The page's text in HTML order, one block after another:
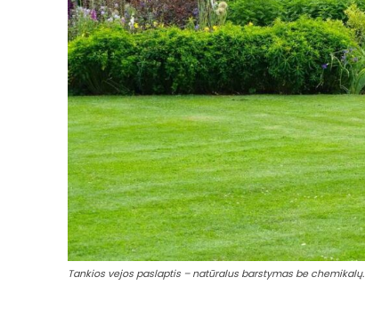
Tankios vejos paslaptis – natūralus barstymas be chemikalų.